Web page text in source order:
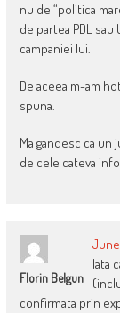
nu de “politica
de partea PDL sau
campaniei lui.
De aceea m-am
spuna.
Ma gandesc ca
de cele cateva
Florin Belgun
June
Iata
confirmata prin